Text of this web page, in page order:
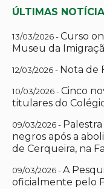
ÚLTIMAS
13/03/2026 -Curso
Museu da
12/03/2026 - Nota de
10/03/2026 -Cinco
titulares do
09/03/2026 -
negros após a
de Cerqueira, na
09/03/2026 -A
oficialmente pelo